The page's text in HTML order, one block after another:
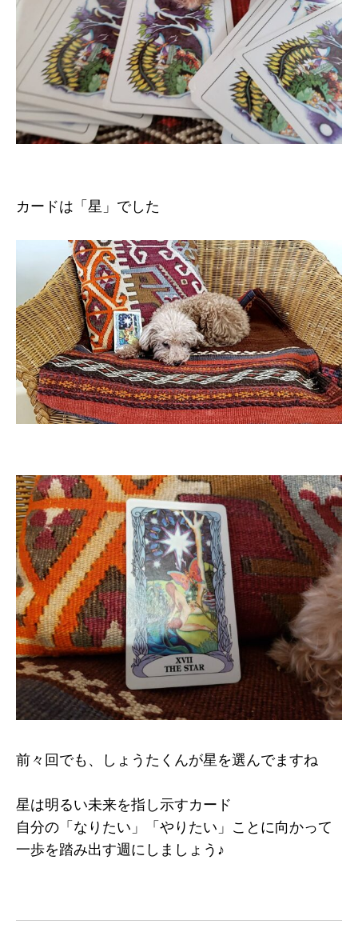
カードは「星」でした
前々回でも、しょうたくんが星を選んでますね
星は明るい未来を指し示すカード
自分の「なりたい」「やりたい」ことに向かって
一歩を踏み出す週にしましょう♪